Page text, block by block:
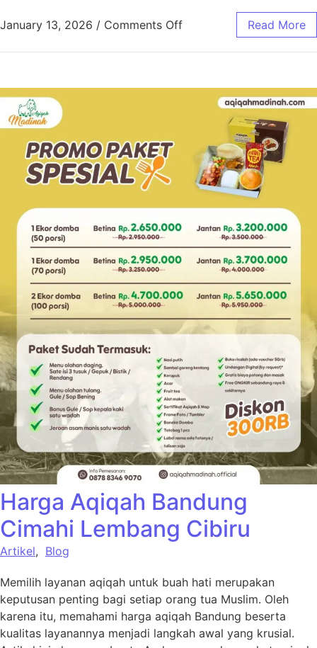
January 13, 2026 / Comments Off Read More
Harga Aqiqah Bandung
Cimahi Lembang Cibiru
Artikel, Blog
Memilih layanan aqiqah untuk buah hati merupakan
keputusan penting bagi setiap orang tua Muslim. Oleh
karena itu, memahami harga aqiqah Bandung beserta
kualitas layanannya menjadi langkah awal yang krusial.